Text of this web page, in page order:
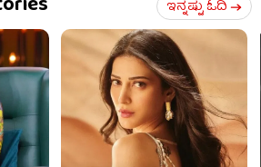
ಇನ್ನಷ್ಟು ಓದಿ